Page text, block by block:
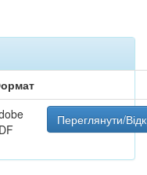
Переглянути/